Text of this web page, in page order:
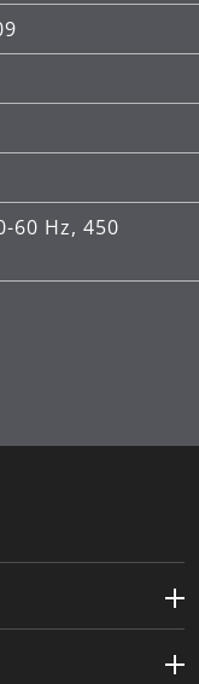
60 Hz, 450